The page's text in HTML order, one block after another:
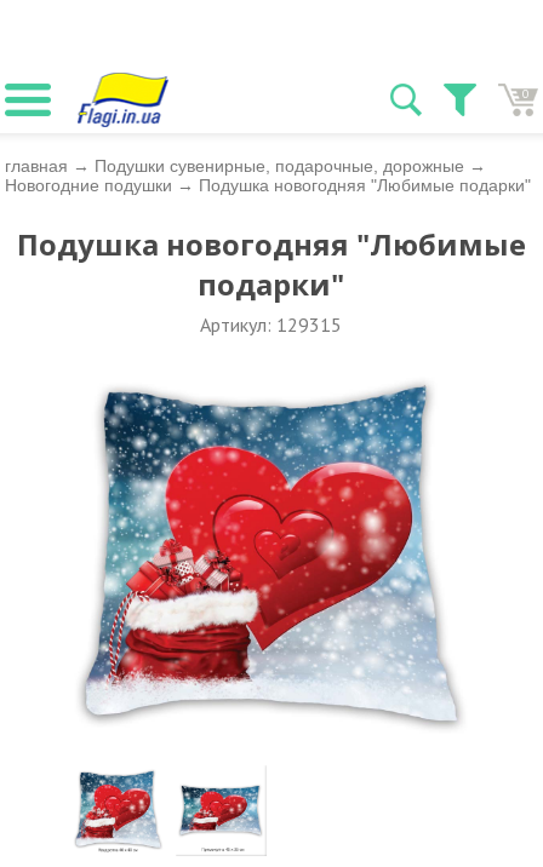
0
главная → Подушки сувенирные, подарочные, дорожные →
Новогодние подушки → Подушка новогодняя "Любимые подарки"
Подушка новогодняя "Любимые
подарки"
Артикул: 129315